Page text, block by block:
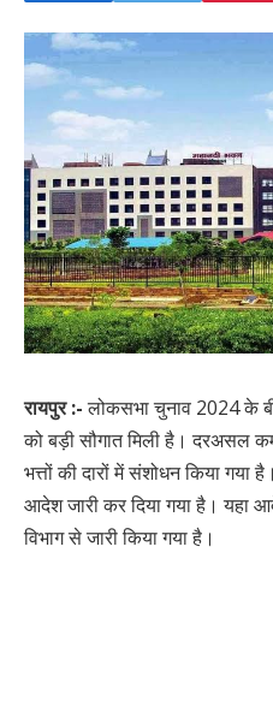
रायपुर :-लोकसभा चुनाव 2024 के
को बड़ी सौगात मिली है। दरअसल
भत्तों की दारों में संशोधन किया गया
आदेश जारी कर दिया गया है। यहा
विभाग से जारी किया गया है।